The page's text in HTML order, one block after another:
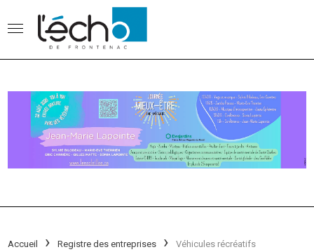
Accueil Registre des entreprises Véhicules récréatifs